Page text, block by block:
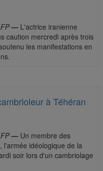
— L'actrice iranienne
caution mercredi après trois
les manifestations en
à Téhéran
— Un membre des
l'armée idéologique de la
soir lors d'un cambriolage